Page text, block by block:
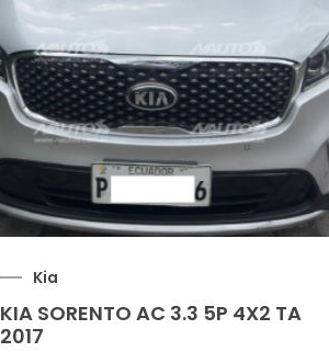
Kia
KIA SORENTO AC 3.3 5P 4X2 TA
2017